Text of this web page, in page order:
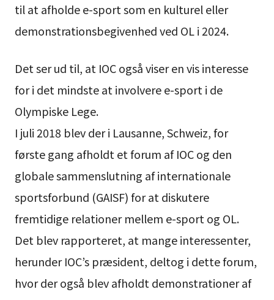
til at afholde e-sport som en kulturel eller
demonstrationsbegivenhed ved OL i 2024.
Det ser ud til, at IOC også viser en vis interesse
for i det mindste at involvere e-sport i de
Olympiske Lege.
I juli 2018 blev der i Lausanne, Schweiz, for
første gang afholdt et forum af IOC og den
globale sammenslutning af internationale
sportsforbund (GAISF) for at diskutere
fremtidige relationer mellem e-sport og OL.
Det blev rapporteret, at mange interessenter,
herunder IOC’s præsident, deltog i dette forum,
hvor der også blev afholdt demonstrationer af